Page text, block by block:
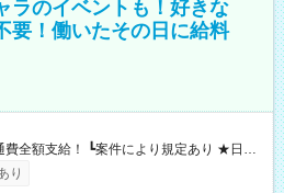
ラのイベントも！好きな
！働いたその日に給料
┗働いたその日に現金GET♪ お仕事後はコ
引き落とせます！ 【試用期間】試
り